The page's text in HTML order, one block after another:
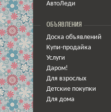
АвтоЛеди
ОБЪЯВЛЕНИЯ
Доска объявлений
Купи-продайка
Услуги
Даром!
Для взрослых
Детские покупки
Для дома